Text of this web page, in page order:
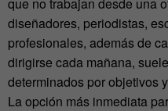
que no trabajan desde una
diseñadores, periodistas,
profesionales, además de
dirigirse cada mañana,
determinados por objetivos
La opción más inmediata